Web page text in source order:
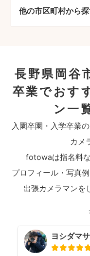
他の市区町村から
長野県岡谷
卒業でおす
ン一
入園卒園・入学卒業
カメ
fotowaは指名料
プロフィール・写真
出張カメラマンを
ヨシダマ